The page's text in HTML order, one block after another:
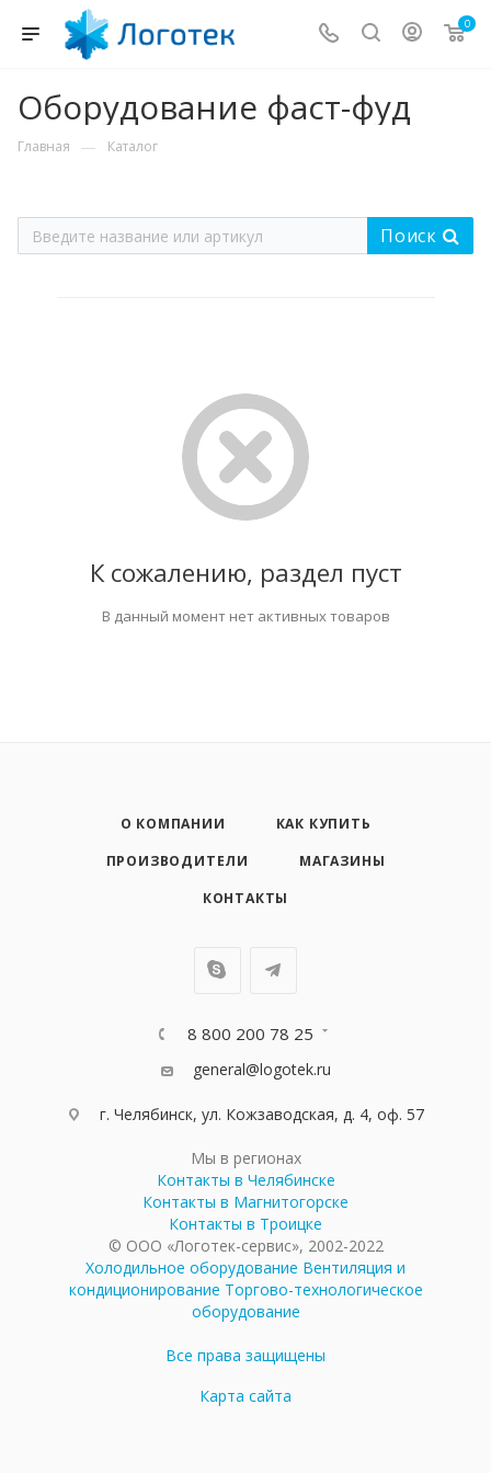
0
Оборудование фаст-фуд
Главная — Каталог
Поиск
К сожалению, раздел пуст
В данный момент нет активных товаров
О КОМПАНИИ
КАК КУПИТЬ
ПРОИЗВОДИТЕЛИ
МАГАЗИНЫ
КОНТАКТЫ
8 800 200 78 25
general@logotek.ru
г. Челябинск, ул. Кожзаводская, д. 4, оф. 57
Мы в регионах
Контакты в Челябинске
Контакты в Магнитогорске
Контакты в Троицке
© ООО «Логотек-сервис», 2002-2022
Холодильное оборудование Вентиляция и
кондиционирование Торгово-технологическое
оборудование
Все права защищены
Карта сайта